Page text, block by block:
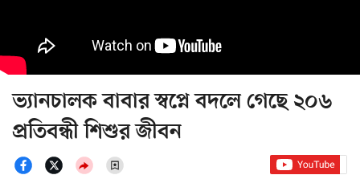
ভ্যানচালক বাবার স্বপ্নে বদলে গেছে ২০৬
প্রতিবন্ধী শিশুর জীবন